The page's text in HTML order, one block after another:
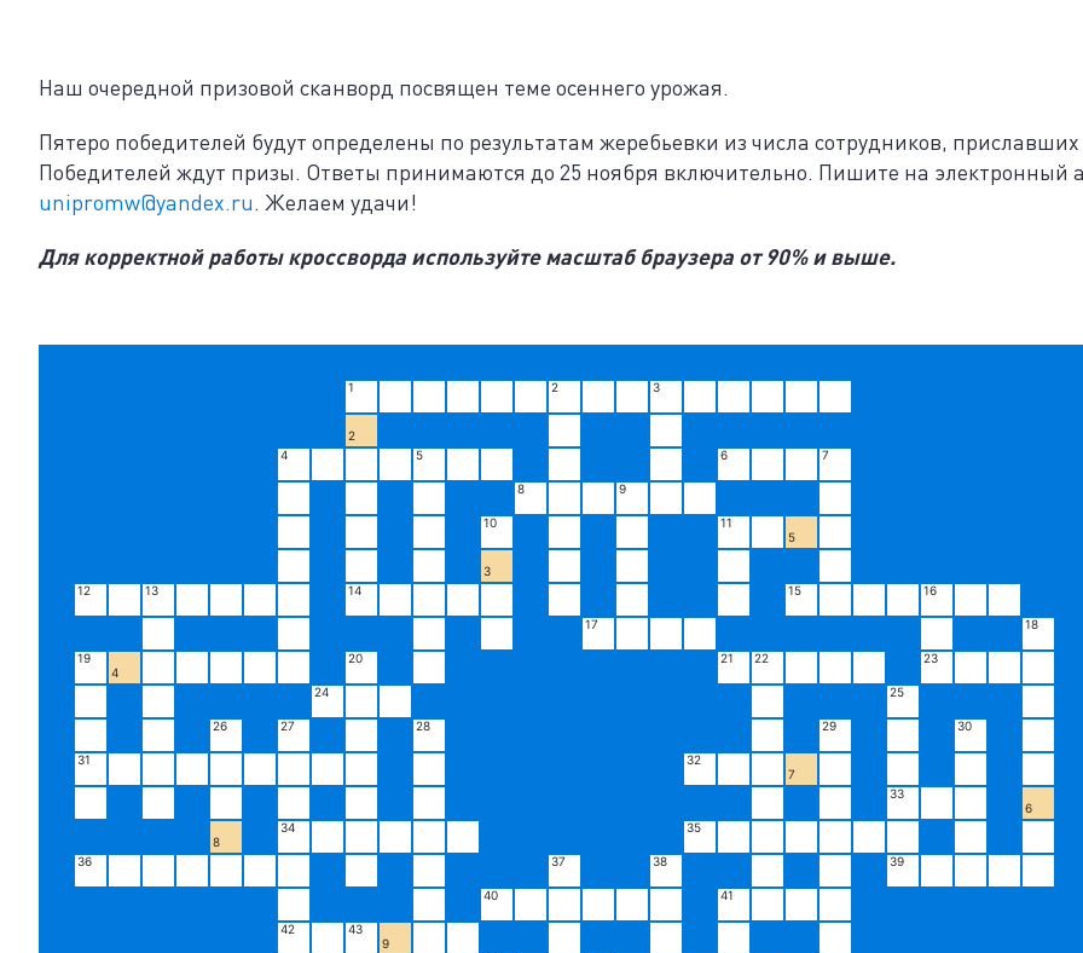
Наш очередной призовой сканворд посвящен теме осеннего урожая.
Пятеро победителей будут определены по результатам жеребьевки из числа сотрудников,
Победителей ждут призы. Ответы принимаются до 25 ноября включительно. Пишите на электронный
unipromw@yandex.ru. Желаем удачи!
Для корректной работы кроссворда используйте масштаб браузера от 90% и выше.
1 2 3
4 5 6 7
8 9
10 11
12 13 14 15 16
17 18
19 20 21 22 23
24 25
26 27 28 29 30
31 32
33
34 35
36 37 38 39
40 41
42 43
2
3
4
5
6
7
8
9